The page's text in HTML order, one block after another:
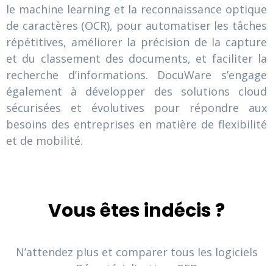
le machine learning et la reconnaissance optique
de caractères (OCR), pour automatiser les tâches
répétitives, améliorer la précision de la capture
et du classement des documents, et faciliter la
recherche d’informations. DocuWare s’engage
également à développer des solutions cloud
sécurisées et évolutives pour répondre aux
besoins des entreprises en matière de flexibilité
et de mobilité.
Vous êtes indécis ?
N’attendez plus et comparer tous les logiciels